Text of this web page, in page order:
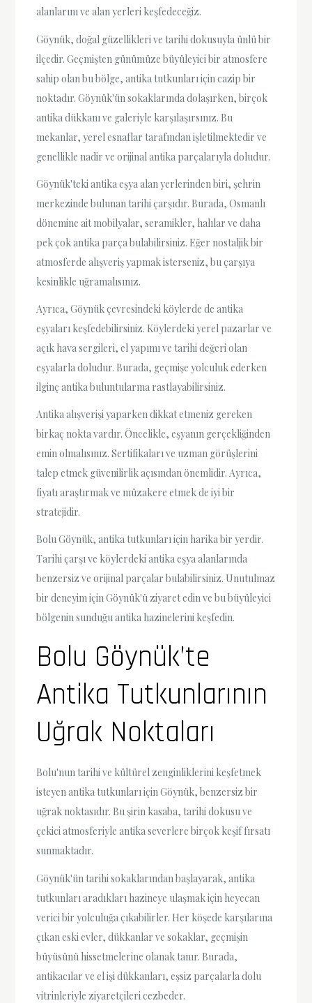
alanlarını ve alan yerleri keşfedeceğiz.
Göynük, doğal güzellikleri ve tarihi dokusuyla ünlü bir
ilçedir. Geçmişten günümüze büyüleyici bir atmosfere
sahip olan bu bölge, antika tutkunları için cazip bir
noktadır. Göynük'ün sokaklarında dolaşırken, birçok
antika dükkanı ve galeriyle karşılaşırsınız. Bu
mekanlar, yerel esnaflar tarafından işletilmektedir ve
genellikle nadir ve orijinal antika parçalarıyla doludur.
Göynük'teki antika eşya alan yerlerinden biri, şehrin
merkezinde bulunan tarihi çarşıdır. Burada, Osmanlı
dönemine ait mobilyalar, seramikler, halılar ve daha
pek çok antika parça bulabilirsiniz. Eğer nostaljik bir
atmosferde alışveriş yapmak isterseniz, bu çarşıya
kesinlikle uğramalısınız.
Ayrıca, Göynük çevresindeki köylerde de antika
eşyaları keşfedebilirsiniz. Köylerdeki yerel pazarlar ve
açık hava sergileri, el yapımı ve tarihi değeri olan
eşyalarla doludur. Burada, geçmişe yolculuk ederken
ilginç antika buluntularına rastlayabilirsiniz.
Antika alışverişi yaparken dikkat etmeniz gereken
birkaç nokta vardır. Öncelikle, eşyanın gerçekliğinden
emin olmalısınız. Sertifikaları ve uzman görüşlerini
talep etmek güvenilirlik açısından önemlidir. Ayrıca,
fiyatı araştırmak ve müzakere etmek de iyi bir
stratejidir.
Bolu Göynük, antika tutkunları için harika bir yerdir.
Tarihi çarşı ve köylerdeki antika eşya alanlarında
benzersiz ve orijinal parçalar bulabilirsiniz. Unutulmaz
bir deneyim için Göynük'ü ziyaret edin ve bu büyüleyici
bölgenin sunduğu antika hazinelerini keşfedin.
Bolu Göynük’te
Antika Tutkunlarının
Uğrak Noktaları
Bolu'nun tarihi ve kültürel zenginliklerini keşfetmek
isteyen antika tutkunları için Göynük, benzersiz bir
uğrak noktasıdır. Bu şirin kasaba, tarihi dokusu ve
çekici atmosferiyle antika severlere birçok keşif fırsatı
sunmaktadır.
Göynük'ün tarihi sokaklarından başlayarak, antika
tutkunları aradıkları hazineye ulaşmak için heyecan
verici bir yolculuğa çıkabilirler. Her köşede karşılarına
çıkan eski evler, dükkanlar ve sokaklar, geçmişin
büyüsünü hissetmelerine olanak tanır. Burada,
antikacılar ve el işi dükkanları, eşsiz parçalarla dolu
vitrinleriyle ziyaretçileri cezbeder.